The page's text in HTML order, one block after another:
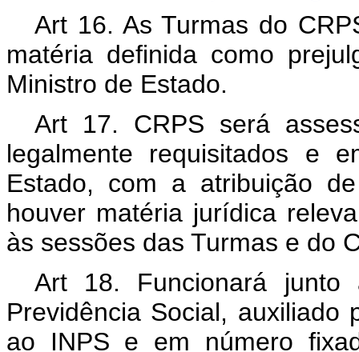
Art 16. As Turmas do
matéria definida como
Ministro de Estado.
Art 17. CRPS será
legalmente requisitados e
Estado, com a atribuição
houver matéria jurídica
às sessões das Turmas e do
Art 18. Funcionará
Previdência Social, auxiliado
ao INPS e em número